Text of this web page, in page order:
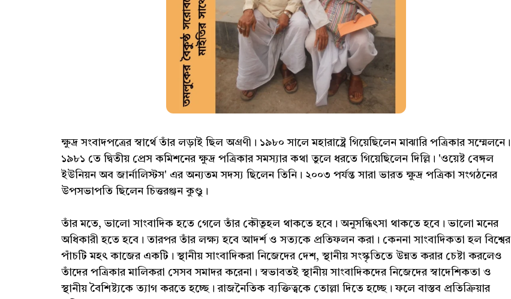
ক্ষুদ্র সংবাদপত্রের স্বার্থে তাঁর লড়াই ছিল অগ্রণী। ১৯৮০ সালে মহারাষ্ট্রে গিয়েছিলেন মাঝারি পত্রিকার সম্মেলনে।
১৯৮১ তে দ্বিতীয় প্রেস কমিশনের ক্ষুদ্র পত্রিকার সমস্যার কথা তুলে ধরতে গিয়েছিলেন দিল্লি। 'ওয়েষ্ট বেঙ্গল
ইউনিয়ন অব জার্নালিস্টস' এর অন্যতম সদস্য ছিলেন তিনি। ২০০৩ পর্যন্ত সারা ভারত ক্ষুদ্র পত্রিকা সংগঠনের
উপসভাপতি ছিলেন চিত্তরঞ্জন কুণ্ডু।
তাঁর মতে, ভালো সাংবাদিক হতে গেলে তাঁর কৌতূহল থাকতে হবে। অনুসন্ধিৎসা থাকতে হবে। ভালো মনের
অধিকারী হতে হবে। তারপর তাঁর লক্ষ্য হবে আদর্শ ও সত্যকে প্রতিফলন করা। কেননা সাংবাদিকতা হল বিশ্বের
পাঁচটি মহৎ কাজের একটি। স্থানীয় সাংবাদিকরা নিজেদের দেশ, স্থানীয় সংস্কৃতিতে উন্নত করার চেষ্টা করলেও
তাঁদের পত্রিকার মালিকরা সেসব সমাদর করেনা। স্বভাবতই স্থানীয় সাংবাদিকদের নিজেদের স্বাদেশিকতা ও
স্থানীয় বৈশিষ্ট্যকে ত্যাগ করতে হচ্ছে। রাজনৈতিক ব্যক্তিত্বকে তোল্লা দিতে হচ্ছে। ফলে বাস্তব প্রতিক্রিয়ার